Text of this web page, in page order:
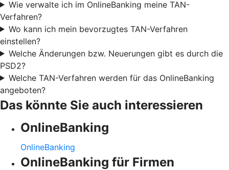
Wie verwalte ich im OnlineBanking meine TAN-
Verfahren?
Wo kann ich mein bevorzugtes TAN-Verfahren
einstellen?
Welche Änderungen bzw. Neuerungen gibt es durch die
PSD2?
Welche TAN-Verfahren werden für das OnlineBanking
angeboten?
Das könnte Sie auch interessieren
OnlineBanking
OnlineBanking
OnlineBanking für Firmen